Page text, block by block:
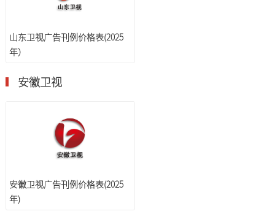
山东卫视广告刊例价格表(2025
年）
安徽卫视
安徽卫视广告刊例价格表(2025
年)